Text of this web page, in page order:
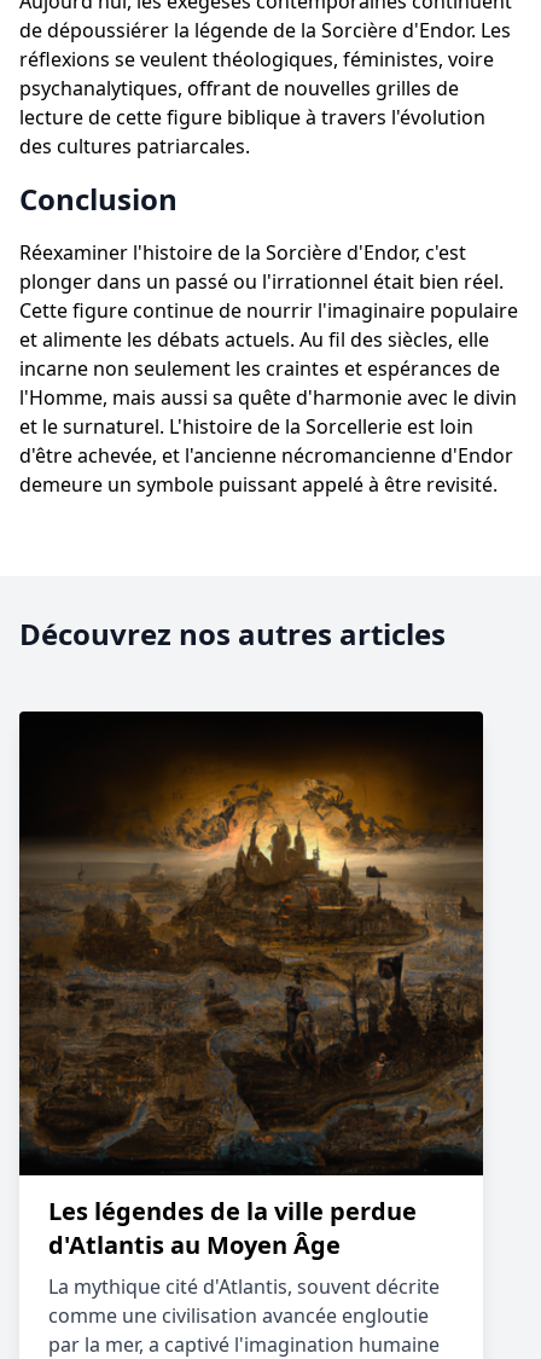
de dépoussiérer la légende de la Sorcière d'Endor. Les
réflexions se veulent théologiques, féministes, voire
psychanalytiques, offrant de nouvelles grilles de
lecture de cette figure biblique à travers l'évolution
des cultures patriarcales.
Conclusion
Réexaminer l'histoire de la Sorcière d'Endor, c'est
plonger dans un passé ou l'irrationnel était bien réel.
Cette figure continue de nourrir l'imaginaire populaire
et alimente les débats actuels. Au fil des siècles, elle
incarne non seulement les craintes et espérances de
l'Homme, mais aussi sa quête d'harmonie avec le divin
et le surnaturel. L'histoire de la Sorcellerie est loin
d'être achevée, et l'ancienne nécromancienne d'Endor
demeure un symbole puissant appelé à être revisité.
Découvrez nos autres articles
Les légendes de la ville perdue
d'Atlantis au Moyen Âge
La mythique cité d'Atlantis, souvent décrite
comme une civilisation avancée engloutie
par la mer, a captivé l'imagination humaine